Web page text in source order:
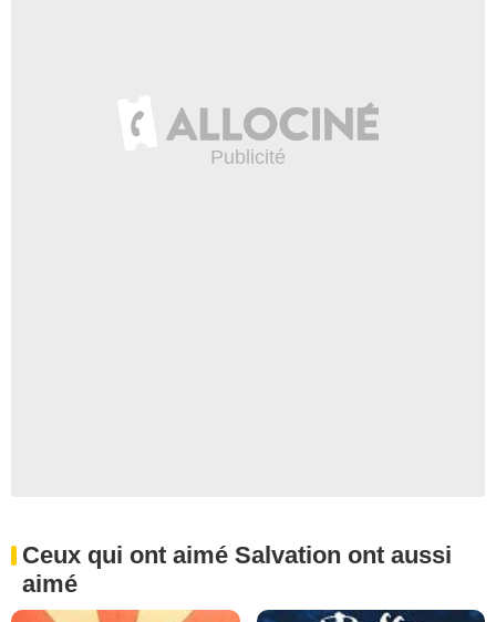
Ceux qui ont aimé Salvation ont aussi
aimé